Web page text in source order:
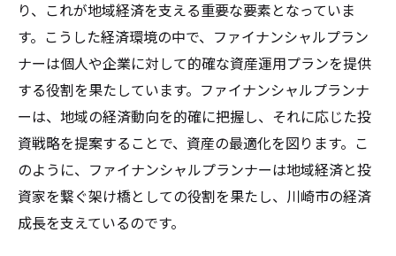
地域経済の理解が資産運用に与える影響
ファイナンシャルプランナーの地域密着型
アプローチ
経済動向を踏まえた資産管理のポイント
川崎市の経済とファイナンシャルプランナ
ーの連携
地域の特性を活かした資産運用の実践例
ファイナンシャルプランナーが提供する地
り、これが地域経済を支える重要な要素となっていま
す。こうした経済環境の中で、ファイナンシャルプラン
ナーは個人や企業に対して的確な資産運用プランを提供
する役割を果たしています。ファイナンシャルプランナ
ーは、地域の経済動向を的確に把握し、それに応じた投
資戦略を提案することで、資産の最適化を図ります。こ
のように、ファイナンシャルプランナーは地域経済と投
資家を繋ぐ架け橋としての役割を果たし、川崎市の経済
成長を支えているのです。